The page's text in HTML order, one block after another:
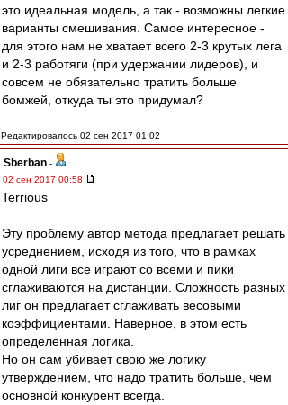
это идеальная модель, а так - возможны легкие
варианты смешивания. Самое интересное -
для этого нам не хватает всего 2-3 крутых лега
и 2-3 работяги (при удержании лидеров), и
совсем не обязательно тратить больше
бомжей, откуда ты это придумал?
Редактировалось 02 сен 2017 01:02
Sberban -
02 сен 2017 00:58
Terrious
Эту проблему автор метода предлагает решать
усреднением, исходя из того, что в рамках
одной лиги все играют со всеми и пики
сглаживаются на дистанции. Сложность разных
лиг он предлагает сглаживать весовыми
коэффициентами. Наверное, в этом есть
определенная логика.
Но он сам убивает свою же логику
утверждением, что надо тратить больше, чем
основной конкурент всегда.